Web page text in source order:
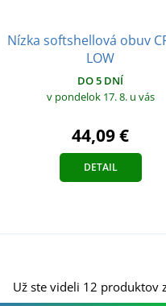
Nízka softshellová obuv
LOW
DO 5 DNÍ
v pondelok 17. 8. u vás
44,09 €
DETAIL
Už ste videli 12 produktov